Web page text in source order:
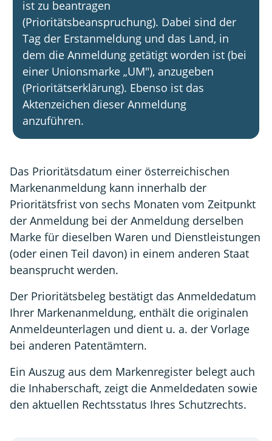
ist zu beantragen
(Prioritätsbeanspruchung). Dabei sind der
Tag der Erstanmeldung und das Land, in
dem die Anmeldung getätigt worden ist (bei
einer Unionsmarke „UM"), anzugeben
(Prioritätserklärung). Ebenso ist das
Aktenzeichen dieser Anmeldung
anzuführen.
Das Prioritätsdatum einer österreichischen
Markenanmeldung kann innerhalb der
Prioritätsfrist von sechs Monaten vom Zeitpunkt
der Anmeldung bei der Anmeldung derselben
Marke für dieselben Waren und Dienstleistungen
(oder einen Teil davon) in einem anderen Staat
beansprucht werden.
Der Prioritätsbeleg bestätigt das Anmeldedatum
Ihrer Markenanmeldung, enthält die originalen
Anmeldeunterlagen und dient u. a. der Vorlage
bei anderen Patentämtern.
Ein Auszug aus dem Markenregister belegt auch
die Inhaberschaft, zeigt die Anmeldedaten sowie
den aktuellen Rechtsstatus Ihres Schutzrechts.